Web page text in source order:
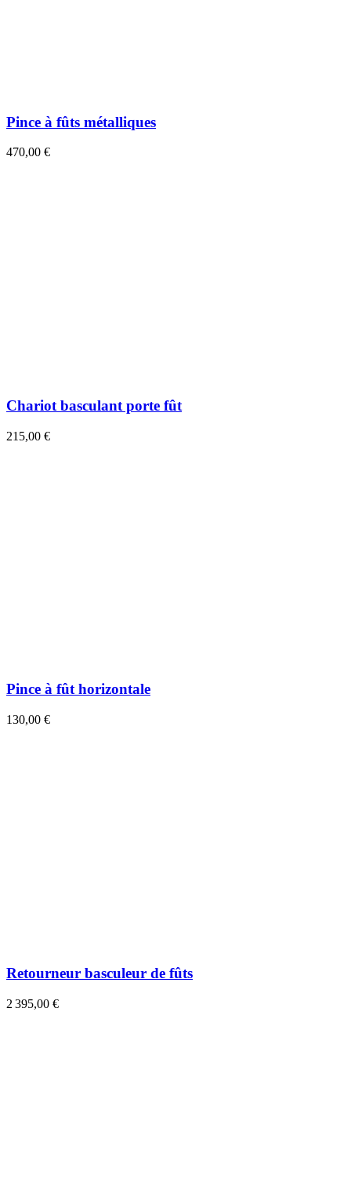
Pince à fûts métalliques
470,00 €
Chariot basculant porte fût
215,00 €
Pince à fût horizontale
130,00 €
Retourneur basculeur de fûts
2 395,00 €